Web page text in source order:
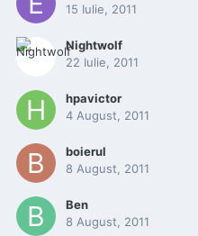
15 Iulie, 2011
Nightwolf
22 Iulie, 2011
hpavictor
4 August, 2011
boierul
8 August, 2011
Ben
8 August, 2011